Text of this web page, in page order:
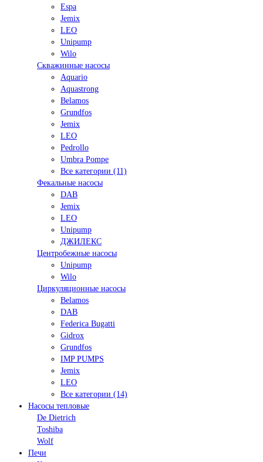
Espa
Jemix
LEO
Unipump
Wilo
Скважинные насосы
Aquario
Aquastrong
Belamos
Grundfos
Jemix
LEO
Pedrollo
Umbra Pompe
Все категории (11)
Фекальные насосы
DAB
Jemix
LEO
Unipump
ДЖИЛЕКС
Центробежные насосы
Unipump
Wilo
Циркуляционные насосы
Belamos
DAB
Federica Bugatti
Gidrox
Grundfos
IMP PUMPS
Jemix
LEO
Все категории (14)
Насосы тепловые
De Dietrich
Toshiba
Wolf
Печи